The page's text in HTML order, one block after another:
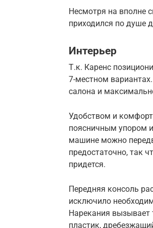
Несмотря на вполне
приходился по душе
Интерьер
Т.к. Каренс
7-местном
салона и
Удобством и
поясничным упором
машине можно
предостаточно, так
придется.
Передняя консоль
исключило
Нарекания вызывает
пластик,